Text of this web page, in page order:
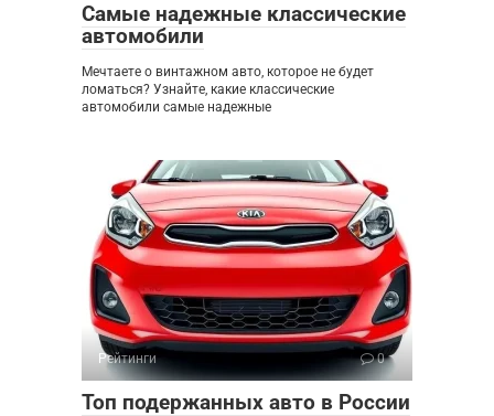
Самые надежные классические
автомобили
Мечтаете о винтажном авто, которое не будет
ломаться? Узнайте, какие классические
автомобили самые надежные
Рейтинги 0
Топ подержанных авто в России